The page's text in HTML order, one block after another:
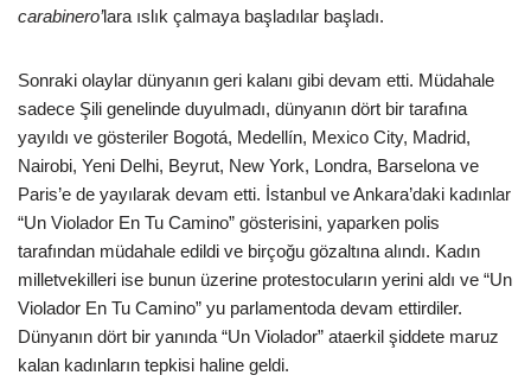
carabinero’lara ıslık çalmaya başladılar başladı.
Sonraki olaylar dünyanın geri kalanı gibi devam etti. Müdahale
sadece Şili genelinde duyulmadı, dünyanın dört bir tarafına
yayıldı ve gösteriler Bogotá, Medellín, Mexico City, Madrid,
Nairobi, Yeni Delhi, Beyrut, New York, Londra, Barselona ve
Paris’e de yayılarak devam etti. İstanbul ve Ankara’daki kadınlar
“Un Violador En Tu Camino” gösterisini, yaparken polis
tarafından müdahale edildi ve birçoğu gözaltına alındı. Kadın
milletvekilleri ise bunun üzerine protestocuların yerini aldı ve “Un
Violador En Tu Camino” yu parlamentoda devam ettirdiler.
Dünyanın dört bir yanında “Un Violador” ataerkil şiddete maruz
kalan kadınların tepkisi haline geldi.